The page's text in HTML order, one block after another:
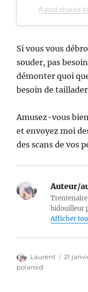
A post shared
Si vous vous
souder, pas
démonter quoi
besoin de
Amusez-vous
et envoyez moi
des scans de vos
Auteur/
bidouilleur
Afficher
Auteur
Laurent
Publié
21
polaroid